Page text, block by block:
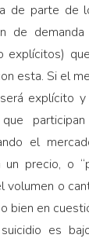
de parte de
de demanda
explícitos)
esta. Si el
explícito
el
un precio, o
volumen o
bien en
es